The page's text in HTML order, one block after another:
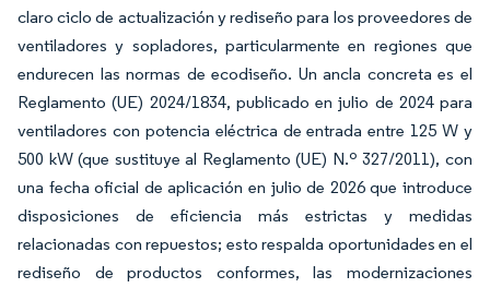
claro ciclo de actualización y rediseño para los proveedores de
ventiladores y sopladores, particularmente en regiones que
endurecen las normas de ecodiseño. Un ancla concreta es el
Reglamento (UE) 2024/1834, publicado en julio de 2024 para
ventiladores con potencia eléctrica de entrada entre 125 W y
500 kW (que sustituye al Reglamento (UE) N.º 327/2011), con
una fecha oficial de aplicación en julio de 2026 que introduce
disposiciones de eficiencia más estrictas y medidas
relacionadas con repuestos; esto respalda oportunidades en el
rediseño de productos conformes, las modernizaciones